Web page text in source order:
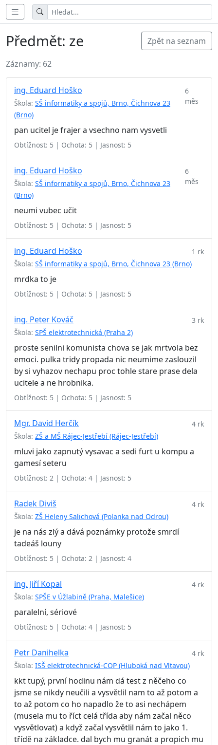
Předmět: ze Zpět na seznam
Záznamy: 62
ing. Eduard Hoško
Škola: SŠ informatiky a spojů, Brno, Čichnova 23
(Brno)
6
měs
pan ucitel je frajer a vsechno nam vysvetli
Obtížnost: 5 | Ochota: 5 | Jasnost: 5
ing. Eduard Hoško
Škola: SŠ informatiky a spojů, Brno, Čichnova 23
(Brno)
6
měs
neumi vubec učit
Obtížnost: 5 | Ochota: 5 | Jasnost: 5
ing. Eduard Hoško
Škola: SŠ informatiky a spojů, Brno, Čichnova 23 (Brno)
1 rk
mrdka to je
Obtížnost: 5 | Ochota: 5 | Jasnost: 5
ing. Peter Kováč
Škola: SPŠ elektrotechnická (Praha 2)
3 rk
proste senilni komunista chova se jak mrtvola bez
emoci. pulka tridy propada nic neumime zaslouzil
by si vyhazov nechapu proc tohle stare prase dela
ucitele a ne hrobnika.
Obtížnost: 5 | Ochota: 5 | Jasnost: 5
Mgr. David Herčík
Škola: ZŠ a MŠ Rájec-Jestřebí (Rájec-Jestřebí)
4 rk
mluvi jako zapnutý vysavac a sedi furt u kompu a
gamesí seteru
Obtížnost: 2 | Ochota: 4 | Jasnost: 5
Radek Diviš
Škola: ZŠ Heleny Salichová (Polanka nad Odrou)
4 rk
je na nás zlý a dává poznámky protože smrdí
tadeáš louny
Obtížnost: 5 | Ochota: 2 | Jasnost: 4
ing. Jiří Kopal
Škola: SPŠE v Úžlabině (Praha, Malešice)
4 rk
paralelní, sériové
Obtížnost: 5 | Ochota: 4 | Jasnost: 5
Petr Danihelka
Škola: ISŠ elektrotechnická-COP (Hluboká nad Vltavou)
4 rk
kkt tupý, první hodinu nám dá test z něčeho co
jsme se nikdy neučili a vysvětlil nam to až potom a
to až potom co ho napadlo že to asi nechápem
(musela mu to říct celá třída aby nám začal něco
vysvětlovat) a když začal vysvětlil nám to jako 1.
třídě na základce. dal bych mu granát a propich mu